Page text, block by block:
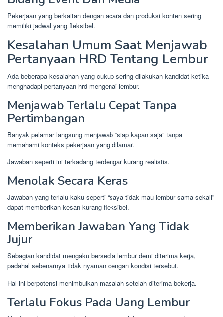
Pekerjaan yang berkaitan dengan acara dan produksi konten sering
memiliki jadwal yang fleksibel.
Kesalahan Umum Saat Menjawab
Pertanyaan HRD Tentang Lembur
Ada beberapa kesalahan yang cukup sering dilakukan kandidat ketika
menghadapi pertanyaan hrd mengenai lembur.
Menjawab Terlalu Cepat Tanpa
Pertimbangan
Banyak pelamar langsung menjawab “siap kapan saja” tanpa
memahami konteks pekerjaan yang dilamar.
Jawaban seperti ini terkadang terdengar kurang realistis.
Menolak Secara Keras
Jawaban yang terlalu kaku seperti “saya tidak mau lembur sama sekali”
dapat memberikan kesan kurang fleksibel.
Memberikan Jawaban Yang Tidak
Jujur
Sebagian kandidat mengaku bersedia lembur demi diterima kerja,
padahal sebenarnya tidak nyaman dengan kondisi tersebut.
Hal ini berpotensi menimbulkan masalah setelah diterima bekerja.
Terlalu Fokus Pada Uang Lembur